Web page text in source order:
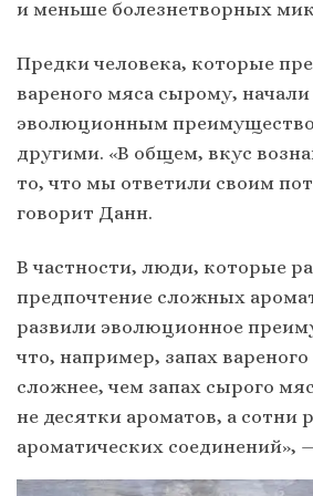
и меньше болезнетворных
Предки человека, которые
вареного мяса сырому, начали
эволюционным
другими. «В общем, вкус
то, что мы ответили своим
говорит Данн.
В частности, люди, которые
предпочтение сложных
развили эволюционное
что, например, запах
сложнее, чем запах сырого
не десятки ароматов, а сотни
ароматических соединений»,